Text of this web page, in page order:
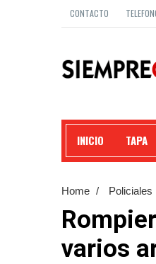
CONTACTO
INICIO TAPA
Home / Policiales
varios